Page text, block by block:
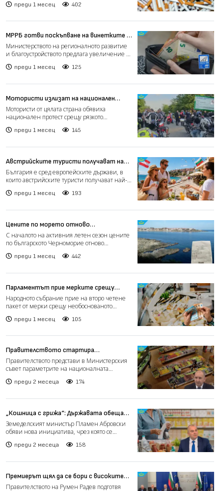
преди 1 месец 402
МРРБ готви поскъпване на винетките с
30% от 1 август 2026 г.
Министерството на регионалното развитие
и благоустройството предлага увеличение с
преди 1 месец 125
Мотористи излизат на национален
протест заради „Гражданската
отговорност“ (видео)
Мотористи от цялата страна обявиха
национален протест срещу рязкото
преди 1 месец 145
Австрийските туристи получават най-
много за парите си в България
България е сред европейските държави, в
които австрийските туристи получават най-
преди 1 месец 193
Цените по морето отново
предизвикаха спор: Проблемът не е
колко плащаш, а какво получаваш срещу
С началото на активния летен сезон цените
по българското Черноморие отново
преди 1 месец 442
Парламентът прие мерките срещу
необоснованото поскъпване на стоки и
услуги (видео)
Народното събрание прие на второ четене
пакет от мерки срещу необоснованото
преди 1 месец 105
Правителството стартира
инициативата „Кошница с грижа“,
целяща по-ниски цени на храните
Правителството представи в Министерския
съвет параметрите на националната
преди 2 месеца 174
„Кошница с грижа“: Държавата обещава
по-евтини стоки с нова инициатива
(видео)
Земеделският министър Пламен Абровски
обяви нова инициатива, чрез която се
преди 2 месеца 158
Премиерът щял да се бори с високите
цени без да ги контролира (видео)
Правителството на Румен Радев подготвя